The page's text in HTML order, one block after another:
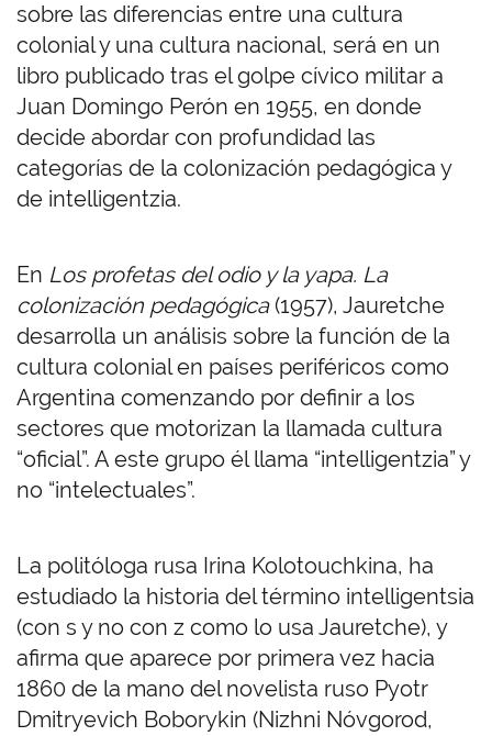
sobre las diferencias entre una cultura
colonial y una cultura nacional, será en un
libro publicado tras el golpe cívico militar a
Juan Domingo Perón en 1955, en donde
decide abordar con profundidad las
categorías de la colonización pedagógica y
de intelligentzia.
En Los profetas del odio y la yapa. La
colonización pedagógica (1957), Jauretche
desarrolla un análisis sobre la función de la
cultura colonial en países periféricos como
Argentina comenzando por definir a los
sectores que motorizan la llamada cultura
“oficial”. A este grupo él llama “intelligentzia” y
no “intelectuales”.
La politóloga rusa Irina Kolotouchkina, ha
estudiado la historia del término intelligentsia
(con s y no con z como lo usa Jauretche), y
afirma que aparece por primera vez hacia
1860 de la mano del novelista ruso Pyotr
Dmitryevich Boborykin (Nizhni Nóvgorod,